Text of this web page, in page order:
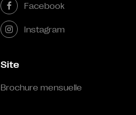
Facebook
Instagram
Site
Brochure mensuelle